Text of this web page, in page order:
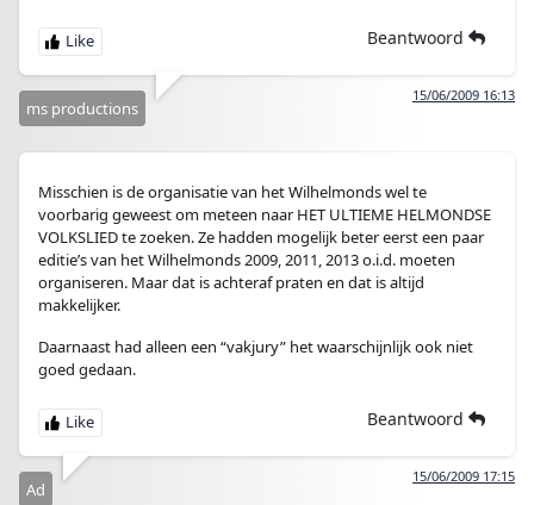
Beantwoord
15/06/2009 16:13
ms productions
Misschien is de organisatie van het Wilhelmonds wel te
voorbarig geweest om meteen naar HET ULTIEME HELMONDSE
VOLKSLIED te zoeken. Ze hadden mogelijk beter eerst een paar
editie’s van het Wilhelmonds 2009, 2011, 2013 o.i.d. moeten
organiseren. Maar dat is achteraf praten en dat is altijd
makkelijker.
Daarnaast had alleen een “vakjury” het waarschijnlijk ook niet
goed gedaan.
Beantwoord
15/06/2009 17:15
Ad